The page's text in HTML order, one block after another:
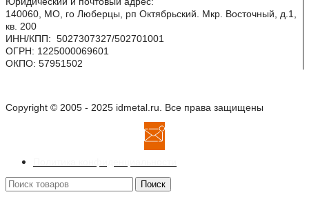
140060, МО, го Люберцы, рп Октябрьский. Мкр. Восточный, д.1,
кв. 200
ИНН/КПП: 5027307327/502701001
ОГРН: 1225000069601
ОКПО: 57951502
Copyright © 2005 - 2025 idmetal.ru. Все права защищены
Поиск